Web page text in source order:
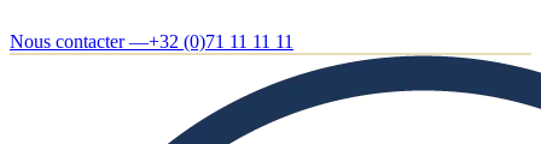
Nous contacter —+32 (0)71 11 11 11